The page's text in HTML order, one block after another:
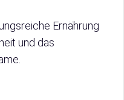
Ernährung
und das